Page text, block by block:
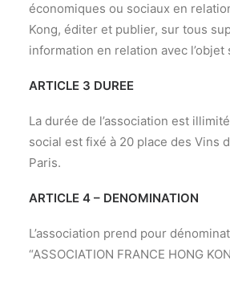
économiques ou sociaux en
Kong, éditer et publier, sur tous
information en relation avec l’objet
ARTICLE 3 DUREE
La durée de l’association est
social est fixé à 20 place des Vins
Paris.
ARTICLE 4 – DENOMINATION
L’association prend pour
“ASSOCIATION FRANCE HONG